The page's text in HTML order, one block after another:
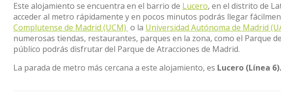
Este alojamiento se encuentra en el barrio de Lucero, en el distrito de
acceder al metro rápidamente y en pocos minutos podrás llegar
Complutense de Madrid (UCM) o la Universidad Autónoma de Madrid
numerosas tiendas, restaurantes, parques en la zona, como el Parque
público podrás disfrutar del Parque de Atracciones de Madrid.
La parada de metro más cercana a este alojamiento, es Lucero (Línea 6).